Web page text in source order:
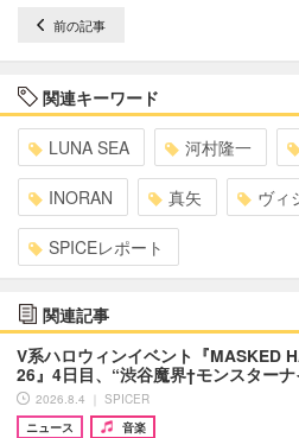
前の記事
関連キーワード
LUNA SEA 河村隆一
INORAN 真矢 ヴィ
SPICEレポート
関連記事
V系ハロウィンイベント『MASKED
26』4日目、“渋谷魔界†モンスター
2026.8.4 ｜ SPICER
ニュース
音楽